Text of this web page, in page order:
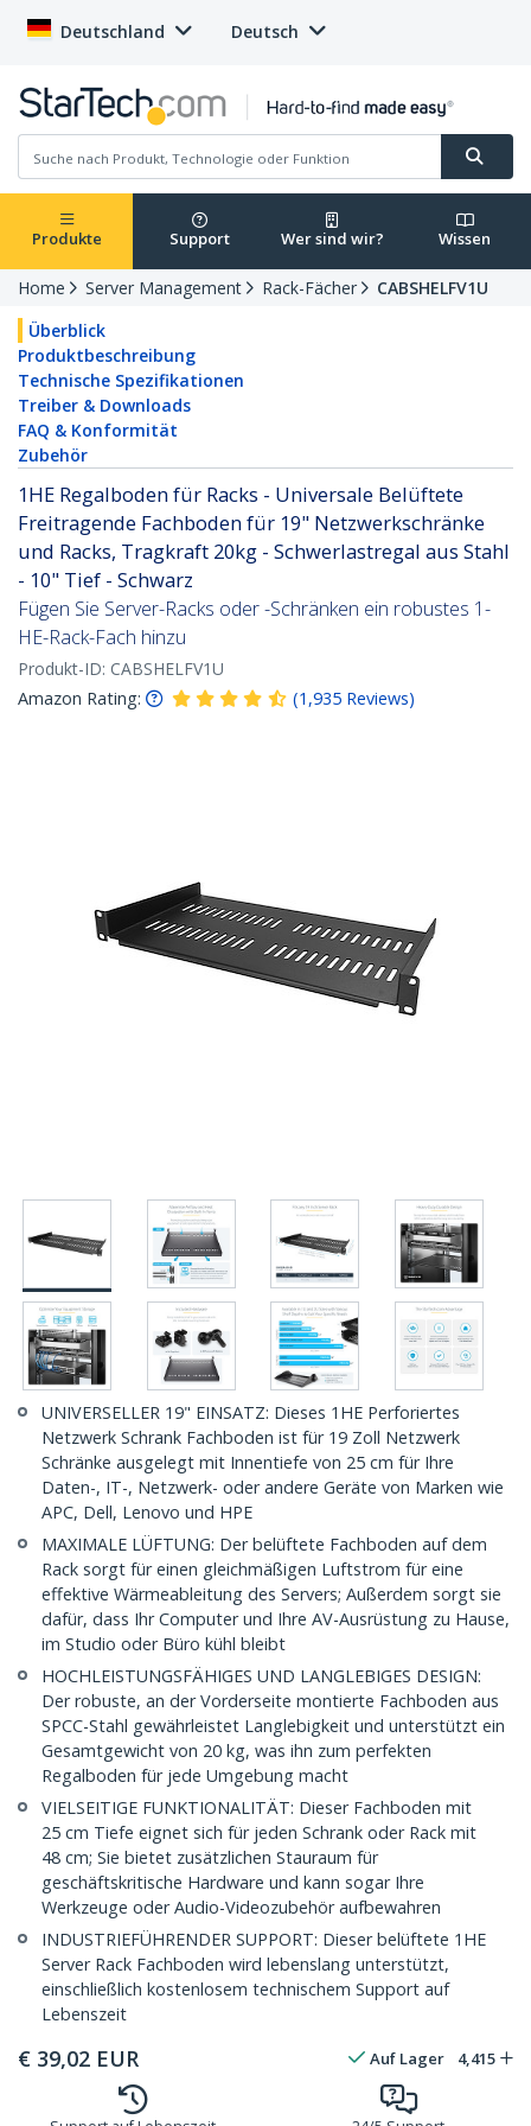
Deutschland Deutsch
Produkte Support Wer sind wir? Wissen
Home Server Management Rack-Fächer
CABSHELFV1U
Überblick
Produktbeschreibung
Technische Spezifikationen
Treiber & Downloads
FAQ & Konformität
Zubehör
1HE Regalboden für Racks - Universale Belüftete
Freitragende Fachboden für 19" Netzwerkschränke
und Racks, Tragkraft 20kg - Schwerlastregal aus Stahl
- 10" Tief - Schwarz
Fügen Sie Server-Racks oder -Schränken ein robustes 1-
HE-Rack-Fach hinzu
Produkt-ID: CABSHELFV1U
Amazon Rating:
(1,935 Reviews)
UNIVERSELLER 19" EINSATZ: Dieses 1HE Perforiertes
Netzwerk Schrank Fachboden ist für 19 Zoll Netzwerk
Schränke ausgelegt mit Innentiefe von 25 cm für Ihre
Daten-, IT-, Netzwerk- oder andere Geräte von Marken wie
APC, Dell, Lenovo und HPE
MAXIMALE LÜFTUNG: Der belüftete Fachboden auf dem
Rack sorgt für einen gleichmäßigen Luftstrom für eine
effektive Wärmeableitung des Servers; Außerdem sorgt sie
dafür, dass Ihr Computer und Ihre AV-Ausrüstung zu Hause,
im Studio oder Büro kühl bleibt
HOCHLEISTUNGSFÄHIGES UND LANGLEBIGES DESIGN:
Der robuste, an der Vorderseite montierte Fachboden aus
SPCC-Stahl gewährleistet Langlebigkeit und unterstützt ein
Gesamtgewicht von 20 kg, was ihn zum perfekten
Regalboden für jede Umgebung macht
VIELSEITIGE FUNKTIONALITÄT: Dieser Fachboden mit
25 cm Tiefe eignet sich für jeden Schrank oder Rack mit
48 cm; Sie bietet zusätzlichen Stauraum für
geschäftskritische Hardware und kann sogar Ihre
Werkzeuge oder Audio-Videozubehör aufbewahren
INDUSTRIEFÜHRENDER SUPPORT: Dieser belüftete 1HE
Server Rack Fachboden wird lebenslang unterstützt,
einschließlich kostenlosem technischem Support auf
Lebenszeit
€ 39,02 EUR Auf Lager 4,415